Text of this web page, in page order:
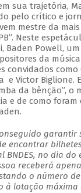
sua trajetória,
pelo crítico e
mestre da
Neste
Baden Powell,
da
convidados como
e Victor Biglione.
da bênção”, o
e de como
garantir
encontrar
BNDES, no dia
receberá
o número
à lotação